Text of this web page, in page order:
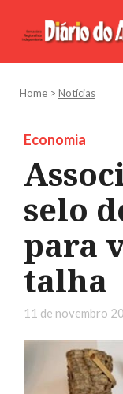
Home > Notícias
Economia
selo
para
talha
11 de novembro